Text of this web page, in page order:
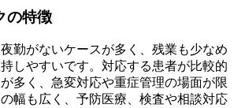
の特徴
勤がないケースが多く、残業も少なめ
しやすいです。対応する患者が比較的
多く、急変対応や重症管理の場面が限
幅も広く、予防医療、検査や相談対応